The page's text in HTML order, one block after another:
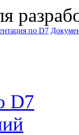
по D7
D7